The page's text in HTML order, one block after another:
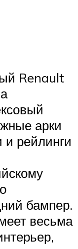
Renault
арки
и рейлинги
бампер.
весьма